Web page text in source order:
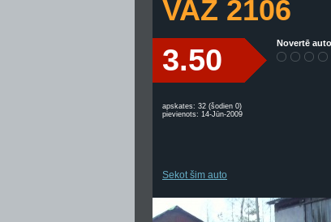
VAZ 2106
3.50 Novertē
apskates: 32 (šodien 0)
pievienots: 14-Jūn-2009
Sekot šim auto